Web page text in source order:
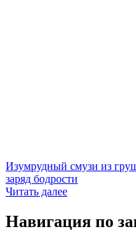
Изумрудный смузи из
заряд бодрости
Читать далее
Навигация по